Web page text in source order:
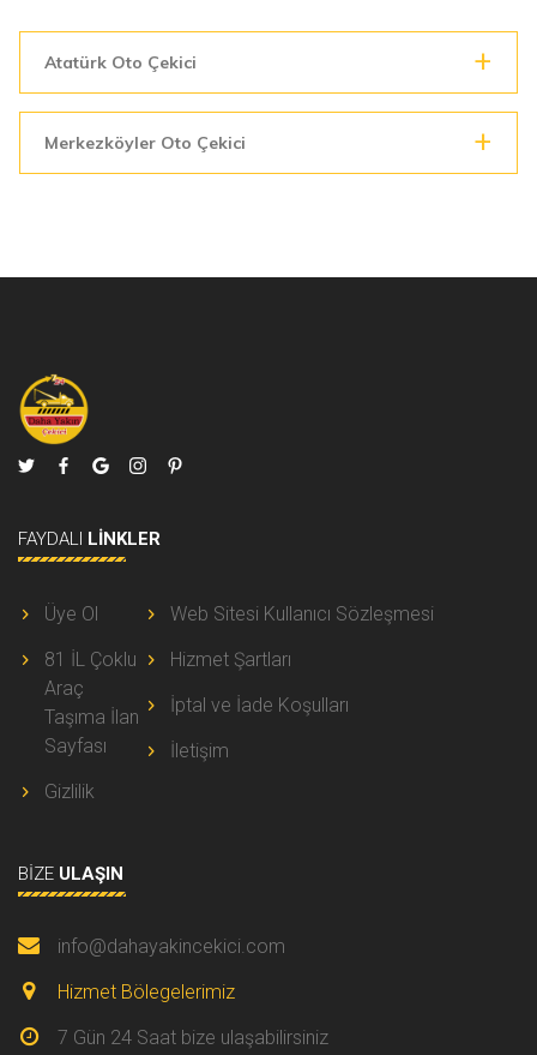
Atatürk Oto Çekici
Merkezköyler Oto Çekici
FAYDALI LINKLER
Üye Ol
81 İL Çoklu
Araç
Taşıma İlan
Sayfası
Gizlilik
Web Sitesi Kullanıcı Sözleşmesi
Hizmet Şartları
İptal ve İade Koşulları
İletişim
BIZE ULAŞIN
info@dahayakincekici.com
Hizmet Bölegelerimiz
7 Gün 24 Saat bize ulaşabilirsiniz